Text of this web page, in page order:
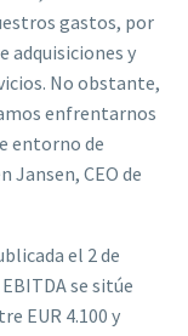
gastos, por
adquisiciones y
No obstante,
enfrentarnos
entorno de
Jansen, CEO de
el 2 de
se sitúe
EUR 4.100 y